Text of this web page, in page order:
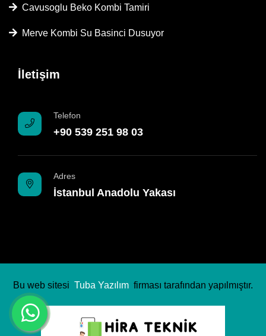
Cavusoglu Beko Kombi Tamiri
Merve Kombi Su Basinci Dusuyor
İletişim
Telefon
+90 539 251 98 03
Adres
İstanbul Anadolu Yakası
Bu web sitesi Tuba Yazılım firması tarafından yapılmıştır.